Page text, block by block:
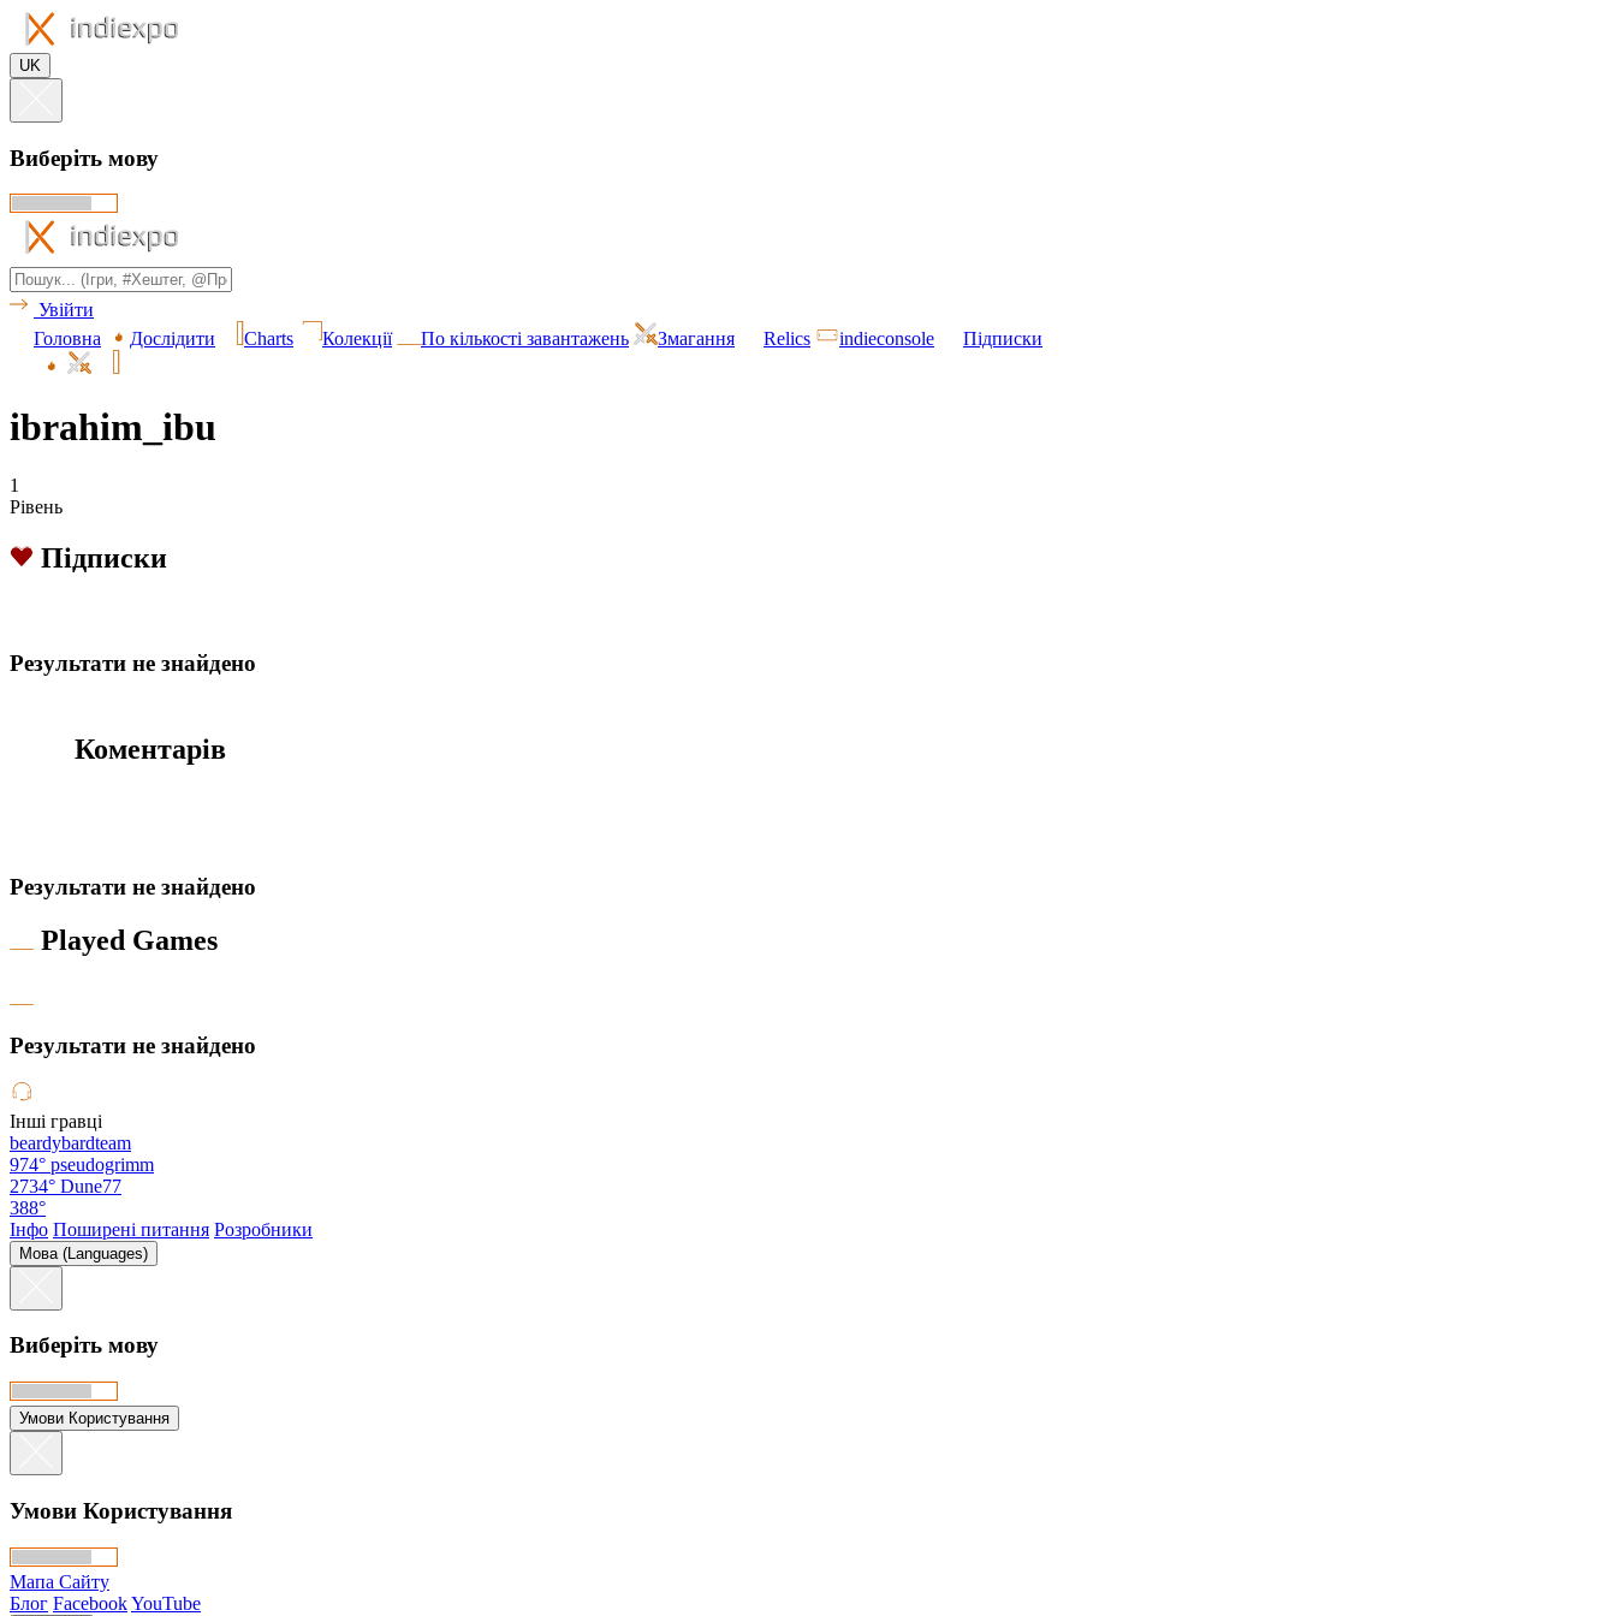
UK
Виберіть мову
Увійти
Головна
Дослідити Charts Колекції По кількості завантажень Змагання Relics indieconsole Підписки
ibrahim_ibu
1
Рівень
Підписки
Результати не знайдено
Коментарів
Результати не знайдено
Played Games
Результати не знайдено
Інші гравці
beardybardteam
974° pseudogrimm
2734° Dune77
388°
Інфо Поширені питання Розробники
Мова (Languages)
Виберіть мову
Умови Користування
Умови Користування
Мапа Сайту
Блог FacebookYouTube